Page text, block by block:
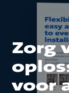
Zorg
voor